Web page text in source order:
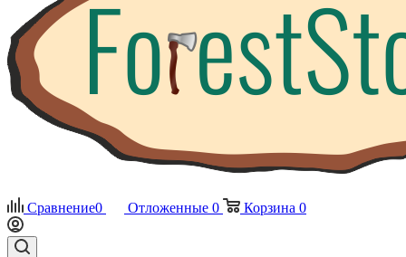
Сравнение0 Отложенные 0 Корзина 0